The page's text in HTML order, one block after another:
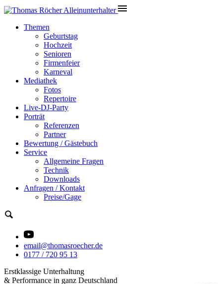
Themen
Geburtstag
Hochzeit
Senioren
Firmenfeier
Karneval
Mediathek
Fotos
Repertoire
Live-DJ-Party
Porträt
Referenzen
Partner
Bewertung / Gästebuch
Service
Allgemeine Fragen
Technik
Downloads
Anfragen / Kontakt
Preise/Gage
email@thomasroecher.de
0177 / 720 95 13
Erstklassige Unterhaltung
& Performance in ganz Deutschland